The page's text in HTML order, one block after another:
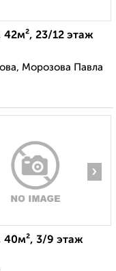
42м², 23/12 этаж
Морозова Павла
›
40м², 3/9 этаж